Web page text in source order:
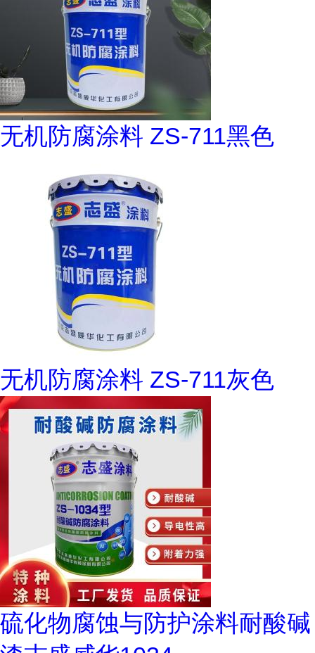
无机防腐涂料 ZS-711黑色
无机防腐涂料 ZS-711灰色
硫化物腐蚀与防护涂料耐酸碱